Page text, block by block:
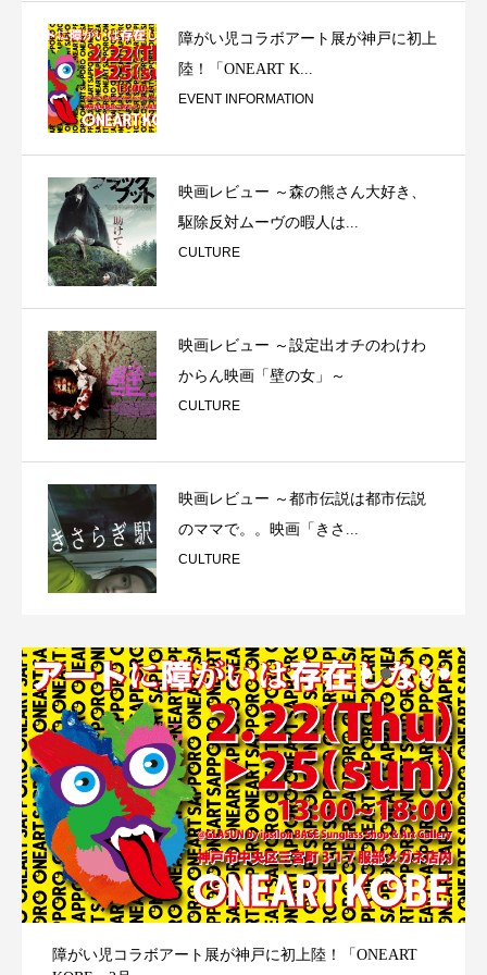
障がい児コラボアート展が神戸に初上
陸！「ONEART K...
EVENT INFORMATION
映画レビュー ～森の熊さん大好き、
駆除反対ムーヴの暇人は...
CULTURE
映画レビュー ～設定出オチのわけわ
からん映画「壁の女」～
CULTURE
映画レビュー ～都市伝説は都市伝説
のママで。。映画「きさ...
CULTURE
障がい児コラボアート展が神戸に初上陸！「ONEART